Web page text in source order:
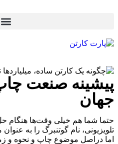
پیشینه صنعت
جهان
حتما شما هم خیلی وقت‌ها هنگام
تلویزیونی، نام گوتنبرگ را به
اما دراصل موضوع چاپ و نحوه و